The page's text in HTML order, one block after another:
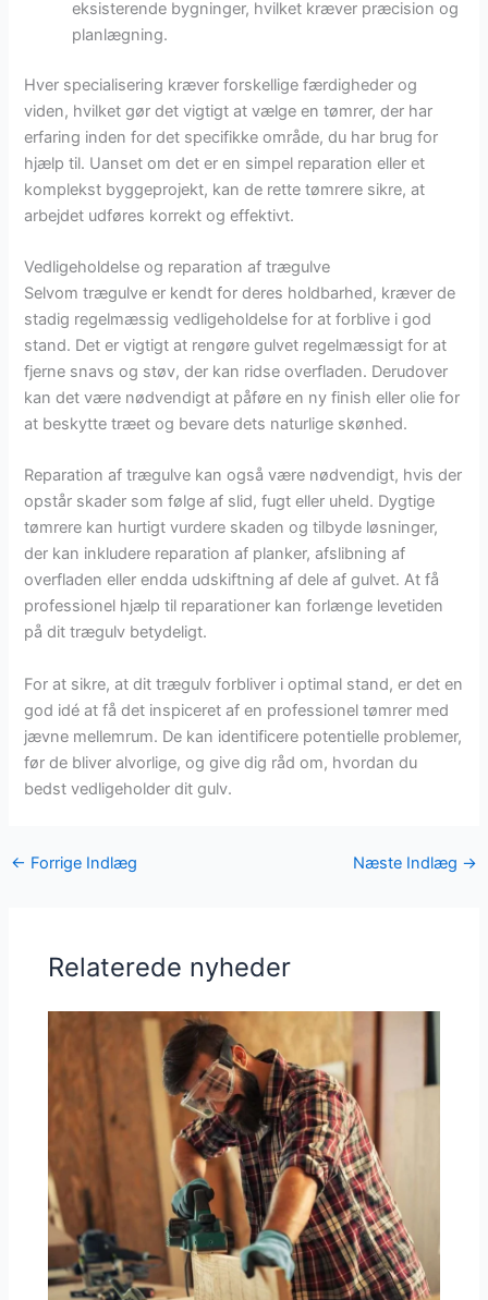
eksisterende bygninger, hvilket kræver præcision og
planlægning.
Hver specialisering kræver forskellige færdigheder og
viden, hvilket gør det vigtigt at vælge en tømrer, der har
erfaring inden for det specifikke område, du har brug for
hjælp til. Uanset om det er en simpel reparation eller et
komplekst byggeprojekt, kan de rette tømrere sikre, at
arbejdet udføres korrekt og effektivt.
Vedligeholdelse og reparation af trægulve
Selvom trægulve er kendt for deres holdbarhed, kræver de
stadig regelmæssig vedligeholdelse for at forblive i god
stand. Det er vigtigt at rengøre gulvet regelmæssigt for at
fjerne snavs og støv, der kan ridse overfladen. Derudover
kan det være nødvendigt at påføre en ny finish eller olie for
at beskytte træet og bevare dets naturlige skønhed.
Reparation af trægulve kan også være nødvendigt, hvis der
opstår skader som følge af slid, fugt eller uheld. Dygtige
tømrere kan hurtigt vurdere skaden og tilbyde løsninger,
der kan inkludere reparation af planker, afslibning af
overfladen eller endda udskiftning af dele af gulvet. At få
professionel hjælp til reparationer kan forlænge levetiden
på dit trægulv betydeligt.
For at sikre, at dit trægulv forbliver i optimal stand, er det en
god idé at få det inspiceret af en professionel tømrer med
jævne mellemrum. De kan identificere potentielle problemer,
før de bliver alvorlige, og give dig råd om, hvordan du
bedst vedligeholder dit gulv.
← Forrige Indlæg Næste Indlæg →
Relaterede nyheder